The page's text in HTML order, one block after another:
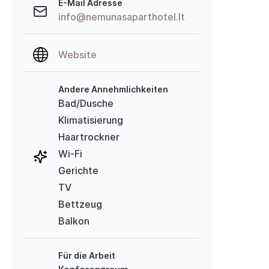
E-Mail Adresse
info@nemunasaparthotel.lt
Website
Andere Annehmlichkeiten
Bad/Dusche
Klimatisierung
Haartrockner
Wi-Fi
Gerichte
TV
Bettzeug
Balkon
Für die Arbeit